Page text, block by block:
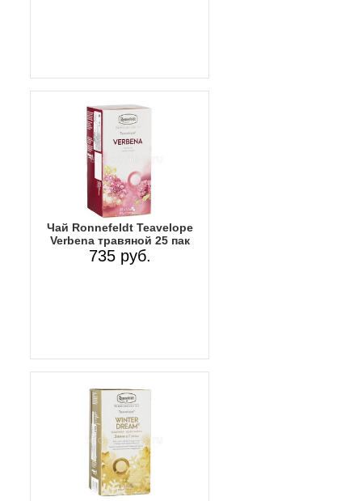
Чай Ronnefeldt Teavelope
Verbena травяной 25 пак
735 руб.